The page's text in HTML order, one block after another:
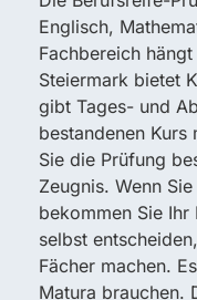
Englisch,
Fachbereich
Steiermark bietet
gibt Tages- und
bestandenen Kurs
Sie die Prüfung
Zeugnis. Wenn
bekommen Sie
selbst
Fächer machen.
Matura brauchen.